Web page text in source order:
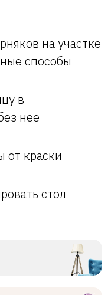
на участке
способы
в
нее
от краски
стол